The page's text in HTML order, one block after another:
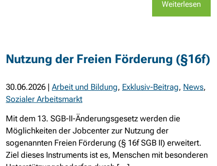
Weiterlesen
Nutzung der Freien Förderung (§16f)
30.06.2026 | Arbeit und Bildung, Exklusiv-Beitrag, News,
Sozialer Arbeitsmarkt
Mit dem 13. SGB-II-Änderungsgesetz werden die
Möglichkeiten der Jobcenter zur Nutzung der
sogenannten Freien Förderung (§ 16f SGB II) erweitert.
Ziel dieses Instruments ist es, Menschen mit besonderen